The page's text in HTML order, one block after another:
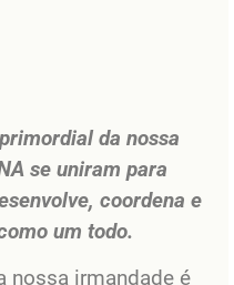
da nossa
se uniram para
coordena e
um todo.
nossa irmandade é